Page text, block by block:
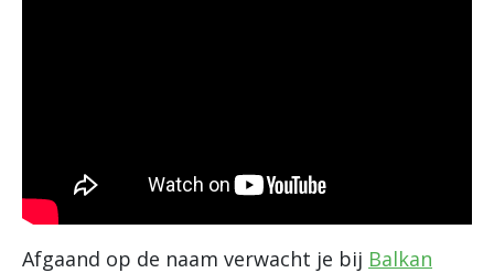
Afgaand op de naam verwacht je bij Balkan